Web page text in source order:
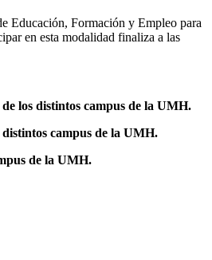
Educación, Formación y Empleo para
en esta modalidad finaliza a las
los distintos campus de la UMH.
campus de la UMH.
de la UMH.